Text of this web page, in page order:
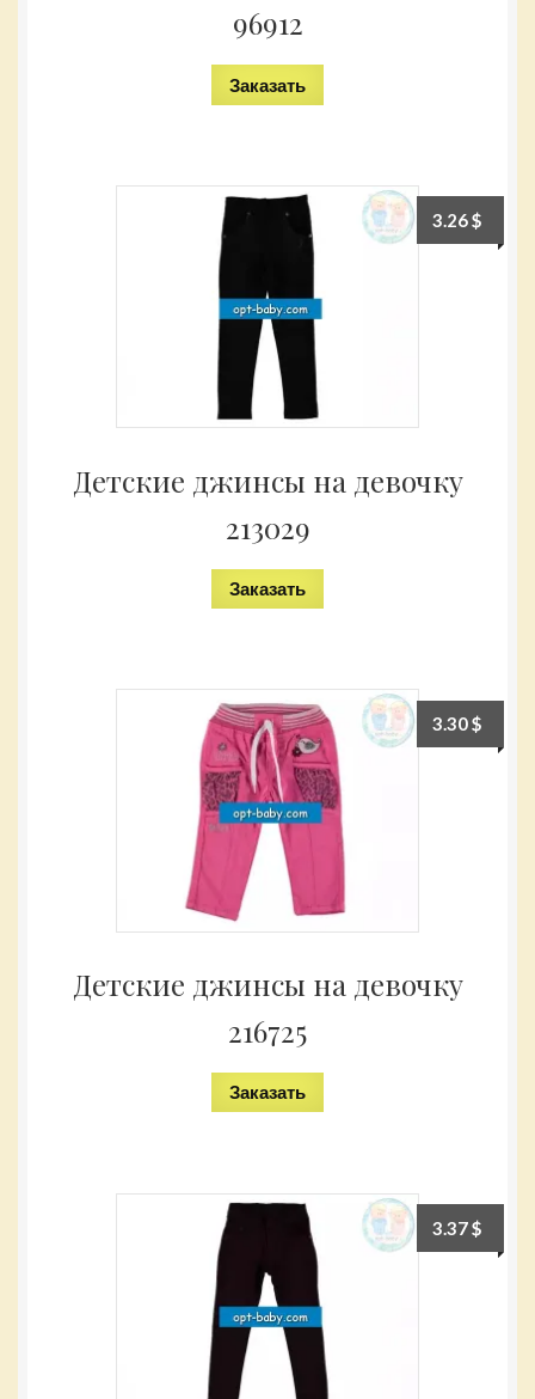
96912
Заказать
Детские джинсы на девочку
213029
3.26$
Заказать
Детские джинсы на девочку
216725
3.30$
Заказать
3.37$